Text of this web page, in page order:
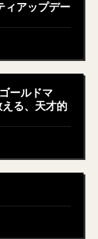
アップデー
ールドマ
る、天才的